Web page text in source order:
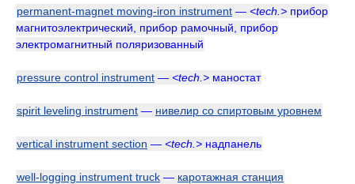
permanent-magnet moving-iron instrument — <tech.> прибор
магнитоэлектрический, прибор рамочный, прибор
электромагнитный поляризованный
pressure control instrument — <tech.> маностат
spirit leveling instrument — нивелир со спиртовым уровнем
vertical instrument section — <tech.> надпанель
well-logging instrument truck — каротажная станция